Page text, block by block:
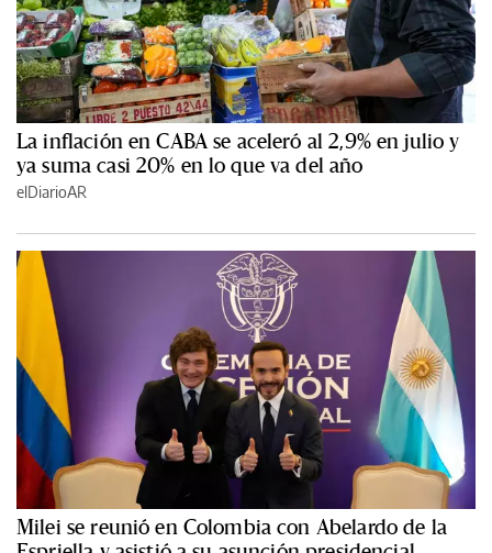
La inflación en CABA se aceleró al 2,9% en julio y
ya suma casi 20% en lo que va del año
elDiarioAR
Milei se reunió en Colombia con Abelardo de la